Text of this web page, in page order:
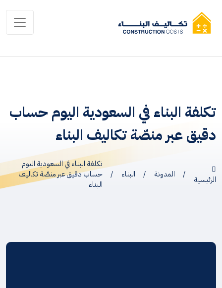
تكلفة البناء في السعودية اليوم حساب
دقيق عبر منصّة تكاليف البناء
الرئيسية / المدونة / البناء /
تكلفة البناء في السعودية اليوم
حساب دقيق عبر منصّة تكاليف
البناء